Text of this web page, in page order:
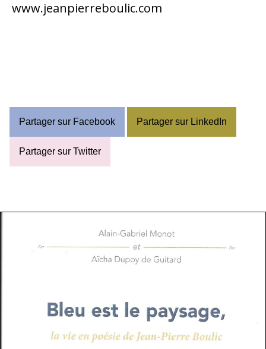
www.jeanpierreboulic.com
Partager sur Facebook Partager sur LinkedIn
Partager sur Twitter